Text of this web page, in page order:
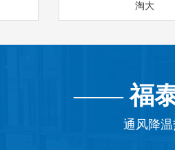
淘大
——福
通风降